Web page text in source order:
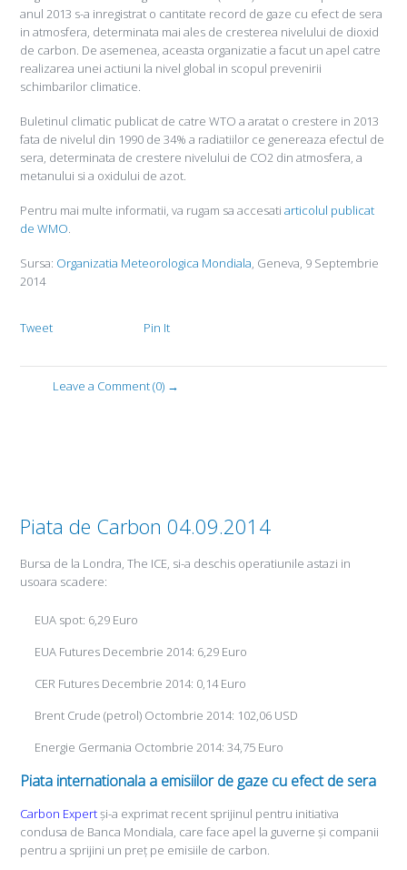
anul 2013 s-a inregistrat o cantitate record de gaze cu efect de sera
in atmosfera, determinata mai ales de cresterea nivelului de dioxid
de carbon. De asemenea, aceasta organizatie a facut un apel catre
realizarea unei actiuni la nivel global in scopul prevenirii
schimbarilor climatice.
Buletinul climatic publicat de catre WTO a aratat o crestere in 2013
fata de nivelul din 1990 de 34% a radiatiilor ce genereaza efectul de
sera, determinata de crestere nivelului de CO2 din atmosfera, a
metanului si a oxidului de azot.
Pentru mai multe informatii, va rugam sa accesatiarticolul publicat
de WMO.
Sursa: Organizatia Meteorologica Mondiala, Geneva, 9 Septembrie
2014
Tweet Pin It
Leave a Comment (0) →
Piata de Carbon 04.09.2014
Bursa de la Londra, The ICE, si-a deschis operatiunile astazi in
usoara scadere:
EUA spot: 6,29 Euro
EUA Futures Decembrie 2014: 6,29 Euro
CER Futures Decembrie 2014: 0,14 Euro
Brent Crude (petrol) Octombrie 2014: 102,06 USD
Energie Germania Octombrie 2014: 34,75 Euro
Piata internationala a emisiilor de gaze cu efect de sera
Carbon Expertși-a exprimat recent sprijinul pentru initiativa
condusa de Banca Mondiala, care face apel la guverne și companii
pentru a sprijini un preț pe emisiile de carbon.